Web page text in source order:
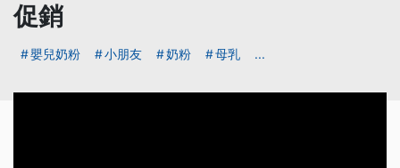
促銷
嬰兒奶粉 小朋友 奶粉 母乳 ...